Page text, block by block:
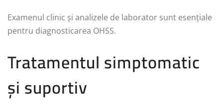
Examenul clinic și analizele de laborator sunt esențiale
pentru diagnosticarea OHSS.
Tratamentul simptomatic
și suportiv